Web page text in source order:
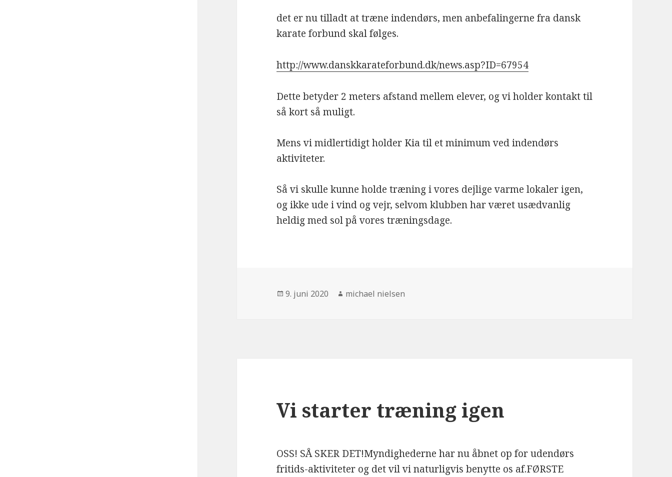
det er nu tilladt at træne indendørs, men anbefalingerne fra dansk
karate forbund skal følges.
http://www.danskkarateforbund.dk/news.asp?ID=67954
Dette betyder 2 meters afstand mellem elever, og vi holder kontakt til
så kort så muligt.
Mens vi midlertidigt holder Kia til et minimum ved indendørs
aktiviteter.
Så vi skulle kunne holde træning i vores dejlige varme lokaler igen,
og ikke ude i vind og vejr, selvom klubben har været usædvanlig
heldig med sol på vores træningsdage.
Udgivet
9. juni 2020 Forfatter
michael nielsen
Vi starter træning igen
OSS! SÅ SKER DET!Myndighederne har nu åbnet op for udendørs
fritids-aktiviteter og det vil vi naturligvis benytte os af.FØRSTE